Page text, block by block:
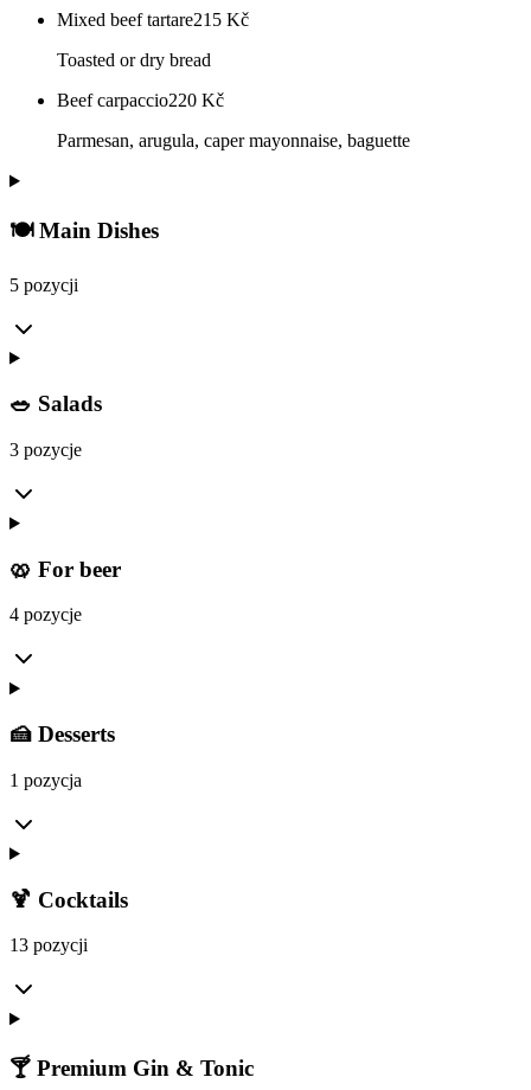
Mixed beef tartare215 Kč
Toasted or dry bread
Beef carpaccio220 Kč
Parmesan, arugula, caper mayonnaise, baguette
🍽️ Main Dishes
5 pozycji
🥗 Salads
3 pozycje
🥨 For beer
4 pozycje
🍰 Desserts
1 pozycja
🍹 Cocktails
13 pozycji
🍸 Premium Gin & Tonic